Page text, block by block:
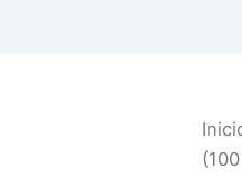
Maleta
Little